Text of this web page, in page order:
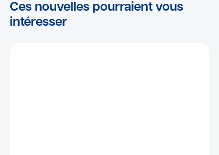
Ces nouvelles pourraient vous
intéresser